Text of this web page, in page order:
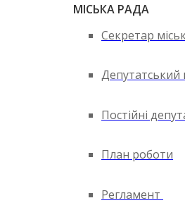
МІСЬКА РАДА
Секретар
Депутатський
Постійні
План роботи
Регламент